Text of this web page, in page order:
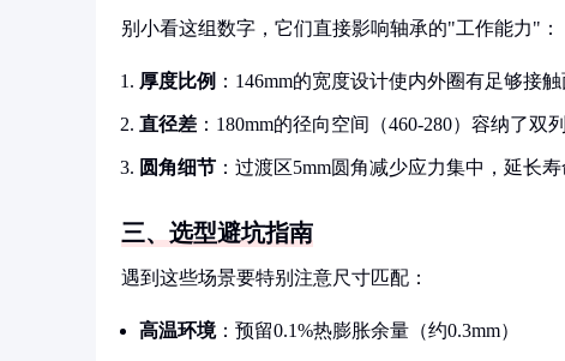
别小看这组数字，它们直接影响轴承的"工作能力"：
厚度比例 ：146mm的宽度设计使内外圈有足够接
直径差 ：180mm的径向空间（460-280）容纳了
圆角细节 ：过渡区5mm圆角减少应力集中，延长
三、选型避坑指南
遇到这些场景要特别注意尺寸匹配：
高温环境：预留0.1%热膨胀余量（约0.3mm）